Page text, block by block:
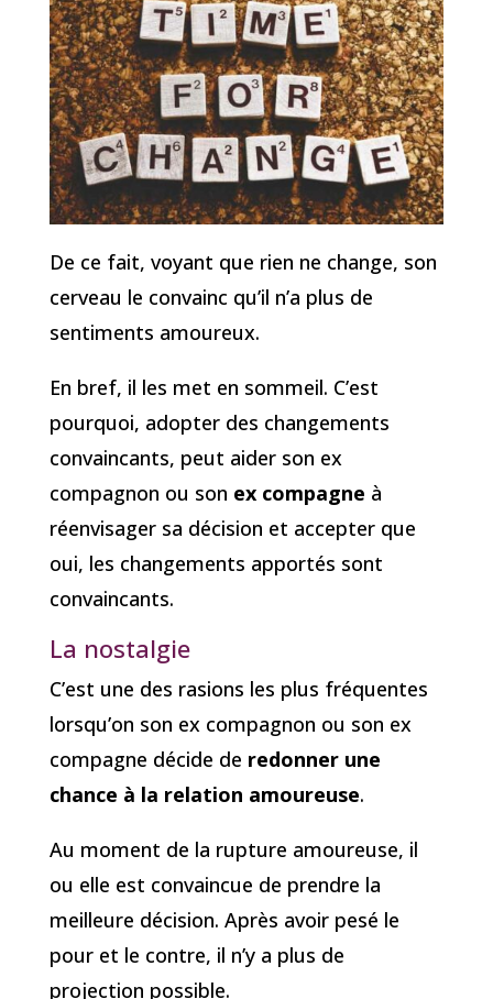
De ce fait, voyant que rien ne change, son
cerveau le convainc qu’il n’a plus de
sentiments amoureux.
En bref, il les met en sommeil. C’est
pourquoi, adopter des changements
convaincants, peut aider son ex
compagnon ou son ex compagne à
réenvisager sa décision et accepter que
oui, les changements apportés sont
convaincants.
La nostalgie
C’est une des rasions les plus fréquentes
lorsqu’on son ex compagnon ou son ex
compagne décide de redonner une
chance à la relation amoureuse.
Au moment de la rupture amoureuse, il
ou elle est convaincue de prendre la
meilleure décision. Après avoir pesé le
pour et le contre, il n’y a plus de
projection possible.